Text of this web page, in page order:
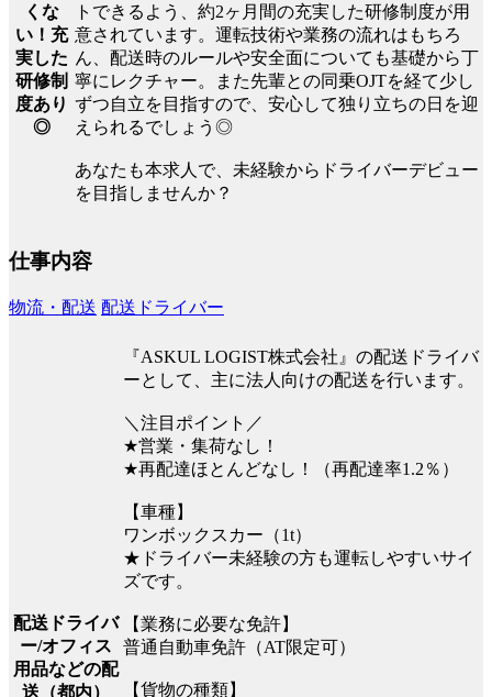
くな
い！充
実した
研修制
度あり
◎
トできるよう、約2ヶ月間の充実した研修制度が用
意されています。運転技術や業務の流れはもちろ
ん、配送時のルールや安全面についても基礎から丁
寧にレクチャー。また先輩との同乗OJTを経て少し
ずつ自立を目指すので、安心して独り立ちの日を迎
えられるでしょう◎
あなたも本求人で、未経験からドライバーデビュー
を目指しませんか？
仕事内容
物流・配送 配送ドライバー
配送ドライバ
ー/オフィス
用品などの配
送（都内）
『ASKUL LOGIST株式会社』の配送ドライバ
ーとして、主に法人向けの配送を行います。
＼注目ポイント／
★営業・集荷なし！
★再配達ほとんどなし！（再配達率1.2％）
【車種】
ワンボックスカー（1t）
★ドライバー未経験の方も運転しやすいサイ
ズです。
【業務に必要な免許】
普通自動車免許（AT限定可）
【貨物の種類】